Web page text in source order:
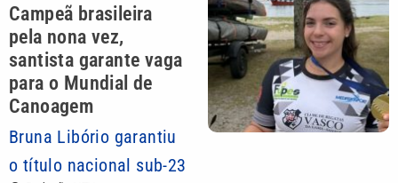
Campeã brasileira
pela nona vez,
santista garante vaga
para o Mundial de
Canoagem
Bruna Libório garantiu
o título nacional sub-23